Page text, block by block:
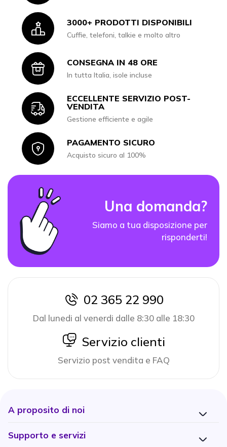
Icon3000+ PRODOTTI DISPONIBILI
Cuffie, telefoni, talkie e molto altro
IconCONSEGNA IN 48 ORE
In tutta Italia, isole incluse
Icon
ECCELLENTE SERVIZIO POST-
VENDITA
Gestione efficiente e agile
IconPAGAMENTO SICURO
Acquisto sicuro al 100%
Una domanda?
Siamo a tua disposizione per
risponderti!
icon
02 365 22 990
Dal lunedi al venerdi dalle 8:30 alle 18:30
icon
Servizio clienti
Servizio post vendita e FAQ
A proposito di noi
Supporto e servizi